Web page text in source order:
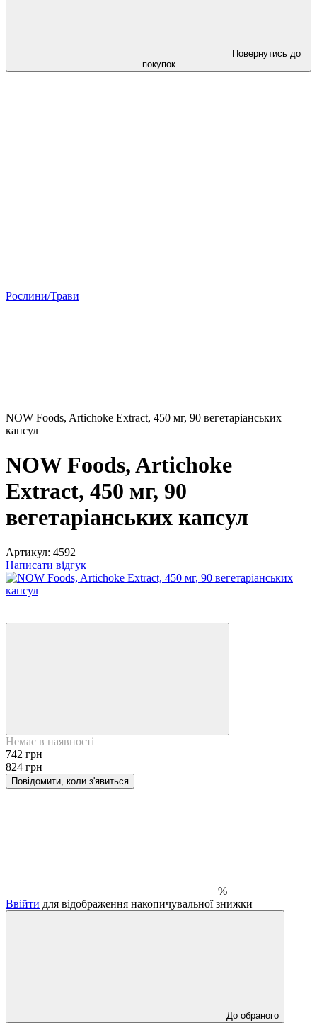
Повернутись до
покупок
Рослини/Трави
NOW Foods, Artichoke Extract, 450 мг, 90 вегетаріанських
капсул
NOW Foods, Artichoke
Extract, 450 мг, 90
вегетаріанських капсул
Артикул: 4592
Написати відгук
Немає в наявності
742 грн
824 грн
Повідомити, коли з'явиться
%
Ввійти для відображення накопичувальної знижки
До обраного